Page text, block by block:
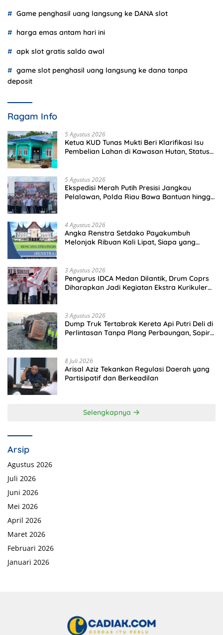
Game penghasil uang langsung ke DANA slot
harga emas antam hari ini
apk slot gratis saldo awal
game slot penghasil uang langsung ke dana tanpa
deposit
Ragam Info
5 Agustus 2026
Ketua KUD Tunas Mukti Beri Klarifikasi Isu
Pembelian Lahan di Kawasan Hutan, Status
5 Agustus 2026
Ekspedisi Merah Putih Presisi Jangkau
Pelalawan, Polda Riau Bawa Bantuan hingga
4 Agustus 2026
Angka Renstra Setdako Payakumbuh
Melonjak Ribuan Kali Lipat, Siapa yang
3 Agustus 2026
Pengurus IDCA Medan Dilantik, Drum Coprs
Diharapkan Jadi Kegiatan Ekstra Kurikuler
3 Agustus 2026
Dump Truk Tertabrak Kereta Api Putri Deli di
Perlintasan Tanpa Plang Perbaungan, Sopir
8 Juli 2026
Arisal Aziz Tekankan Regulasi Daerah yang
Partisipatif dan Berkeadilan
Selengkapnya
Arsip
Agustus 2026
Juli 2026
Juni 2026
Mei 2026
April 2026
Maret 2026
Februari 2026
Januari 2026